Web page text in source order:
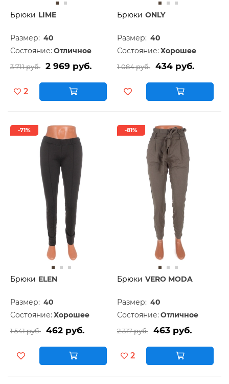
Брюки LIME
Размер: 40
Состояние: Отличное
3 711 руб. 2 969 руб.
2
Брюки ONLY
Размер: 40
Состояние: Хорошее
1 084 руб. 434 руб.
-71%
Брюки ELEN
Размер: 40
Состояние: Хорошее
1 541 руб. 462 руб.
-81%
Брюки VERO MODA
Размер: 40
Состояние: Отличное
2 317 руб. 463 руб.
2